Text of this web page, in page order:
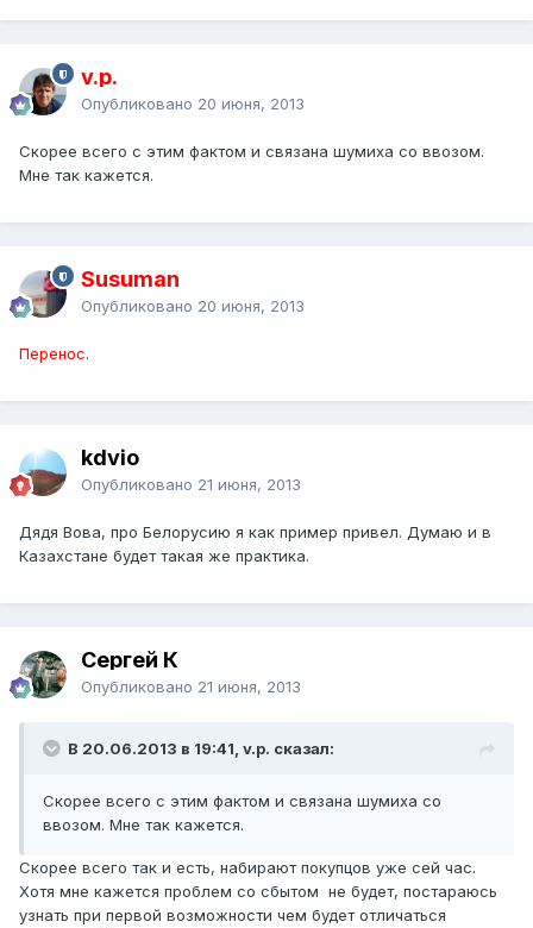
v.p.
Опубликовано 20 июня, 2013
Скорее всего с этим фактом и связана шумиха со ввозом.
Мне так кажется.
Susuman
Опубликовано 20 июня, 2013
Перенос.
kdvio
Опубликовано 21 июня, 2013
Дядя Вова, про Белорусию я как пример привел. Думаю и в
Казахстане будет такая же практика.
Сергей К
Опубликовано 21 июня, 2013
В 20.06.2013 в 19:41, v.p. сказал:
Скорее всего с этим фактом и связана шумиха со
ввозом. Мне так кажется.
Скорее всего так и есть, набирают покупцов уже сей час.
Хотя мне кажется проблем со сбытом не будет, постараюсь
узнать при первой возможности чем будет отличаться